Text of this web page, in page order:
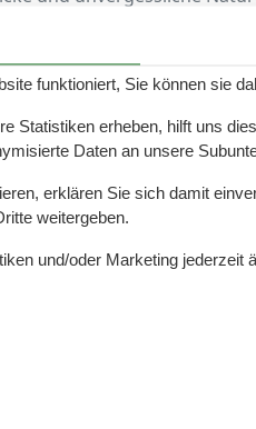
Lage
modern ausgestattet und
eingerichtete Räume,
machen den Aufenthalt
die Abendsonne auf dem
Viele Unterkünfte
Meerblick.
entfernt
Sie in wenigen Minuten
Strand, mieten Sie sich
entlang der Promenade.
funktioniert, Sie können sie
Statistiken erheben, hilft uns
Daten an unsere
erklären Sie sich damit
weitergeben.
und/oder Marketing jederzeit